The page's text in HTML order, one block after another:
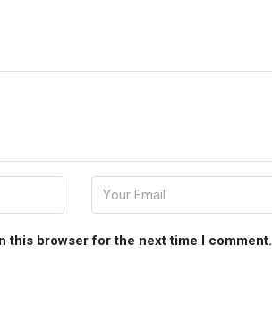
this browser for the next time I comment.